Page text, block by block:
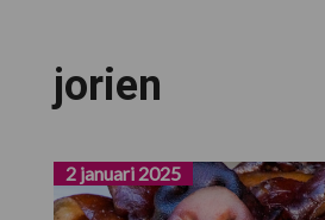
jorien
2 januari 2025